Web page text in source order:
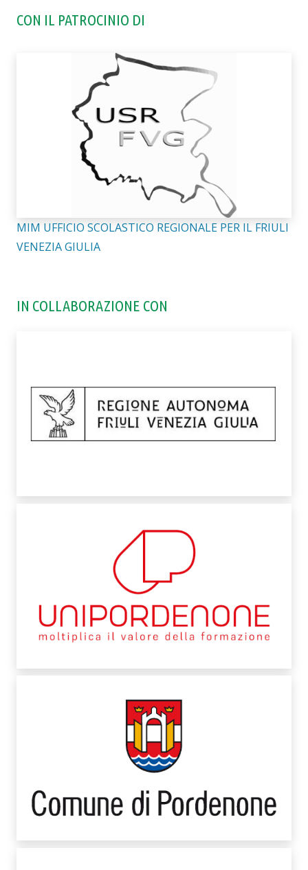
CON IL PATROCINIO DI
MIM UFFICIO SCOLASTICO REGIONALE PER IL FRIULI
VENEZIA GIULIA
IN COLLABORAZIONE CON